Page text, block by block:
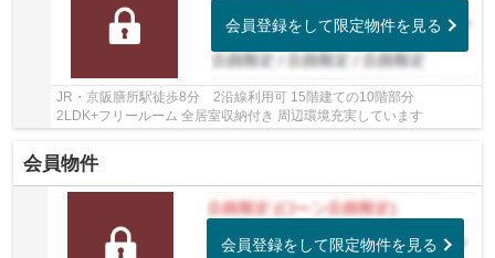
会員登録をして限定物件を見る
JR・京阪膳所駅徒歩8分 2沿線利用可 15階建ての10階部分
2LDK+フリールーム 全居室収納付き 周辺環境充実しています
会員物件
会員登録をして限定物件を見る